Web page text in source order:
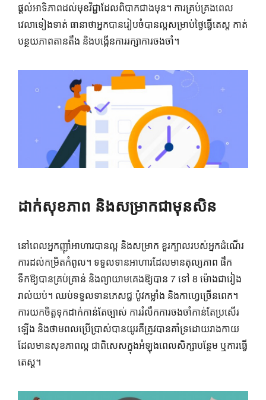
ផ្តល់អាទិភាពដល់មុខវិជ្ជាដែលពិបាកជាងមុន។ ការគ្រប់គ្រងពេល
វេលាទៀងទាត់ ធានាថាអ្នកបានរៀបចំបានល្អសម្រាប់ថ្ងៃធ្វើតេស្ត កាត់
បន្ថយភាពតានតឹង និងបង្កើនការរក្សាការចងចាំ។
ដាក់សុខភាព និងសម្រាកជាមុនសិន
នៅពេលអ្នកញ៉ាំអាហារបានល្អ និងសម្រាក ខួរក្បាលរបស់អ្នកដំណើរ
ការដល់កម្រិតកំពូល។ ទទួលទានអាហារដែលមានតុល្យភាព ផឹក
ទឹកឱ្យបានគ្រប់គ្រាន់ និងព្យាយាមគេងឱ្យបាន 7 ទៅ 8 ម៉ោងជារៀង
រាល់យប់។ ឈប់ទទួលទានភេសជ្ជៈប៉ូវកម្លាំង និងកាហ្វេច្រើនពេក។
ការយកចិត្តទុកដាក់កាន់តែច្បាស់ ការរំលឹកការចងចាំកាន់តែប្រសើរ
ឡើង និងថាមពលប្រើប្រាស់បានយូរគឺត្រូវបានគាំទ្រដោយរាងកាយ
ដែលមានសុខភាពល្អ ជាពិសេសក្នុងអំឡុងពេលសិក្សាបន្ថែម ឬការធ្វើ
តេស្ត។